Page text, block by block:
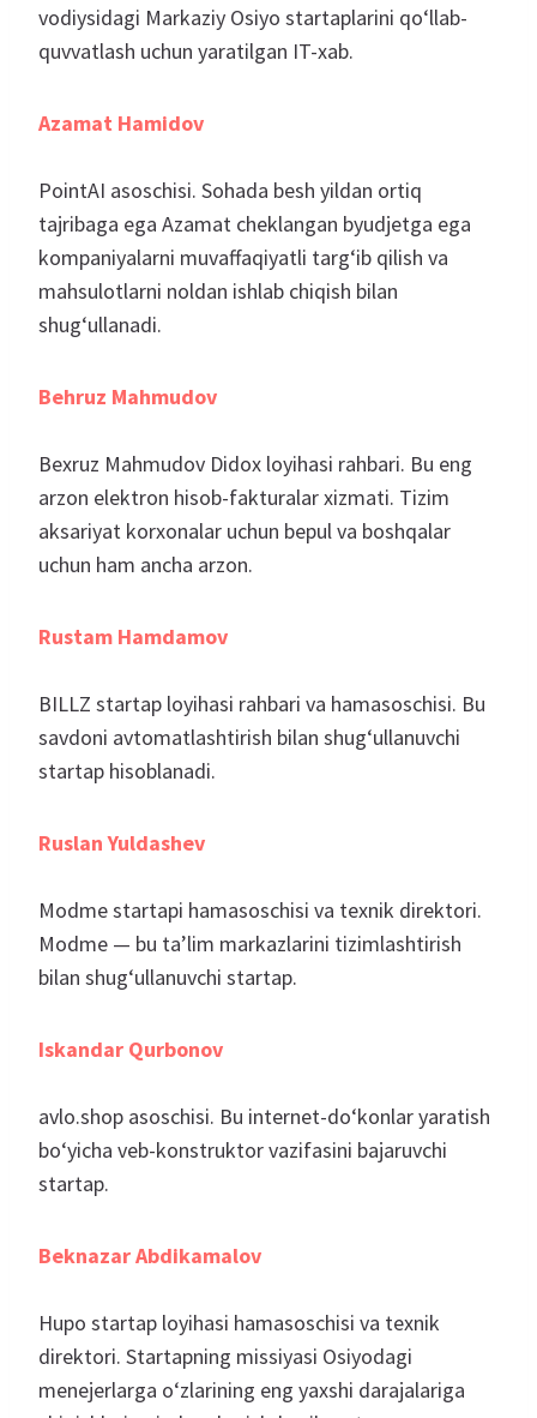
vodiysidagi Markaziy Osiyo startaplarini qo‘llab-
quvvatlash uchun yaratilgan IT-xab.
Azamat Hamidov
PointAI asoschisi. Sohada besh yildan ortiq
tajribaga ega Azamat cheklangan byudjetga ega
kompaniyalarni muvaffaqiyatli targ‘ib qilish va
mahsulotlarni noldan ishlab chiqish bilan
shug‘ullanadi.
Behruz Mahmudov
Bexruz Mahmudov Didox loyihasi rahbari. Bu eng
arzon elektron hisob-fakturalar xizmati. Tizim
aksariyat korxonalar uchun bepul va boshqalar
uchun ham ancha arzon.
Rustam Hamdamov
BILLZ startap loyihasi rahbari va hamasoschisi. Bu
savdoni avtomatlashtirish bilan shug‘ullanuvchi
startap hisoblanadi.
Ruslan Yuldashev
Modme startapi hamasoschisi va texnik direktori.
Modme — bu ta’lim markazlarini tizimlashtirish
bilan shug‘ullanuvchi startap.
Iskandar Qurbonov
avlo.shop asoschisi. Bu internet-do‘konlar yaratish
bo‘yicha veb-konstruktor vazifasini bajaruvchi
startap.
Beknazar Abdikamalov
Hupo startap loyihasi hamasoschisi va texnik
direktori. Startapning missiyasi Osiyodagi
menejerlarga o‘zlarining eng yaxshi darajalariga